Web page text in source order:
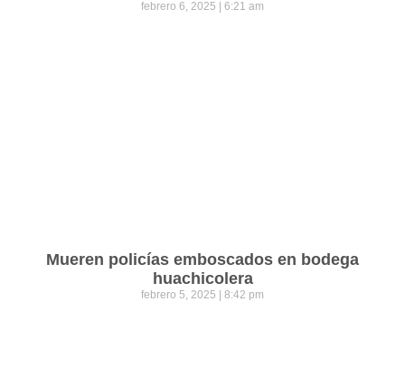
febrero 6, 2025 6:21 am
Mueren policías emboscados en bodega
huachicolera
febrero 5, 2025 8:42 pm